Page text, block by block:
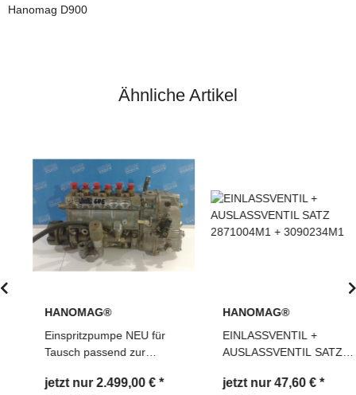
Hanomag D900
Ähnliche Artikel
HANOMAG®
Einspritzpumpe NEU für
Tausch passend zur
Teile Nr: 2992587M91,
jetzt nur 2.499,00 €*
HANOMAG®
EINLASSVENTIL +
AUSLASSVENTIL SATZ
jetzt nur 47,60 €*